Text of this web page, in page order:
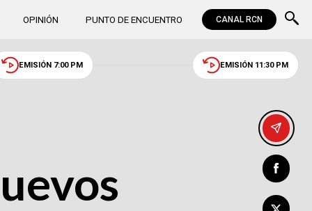
OPINIÓN PUNTO DE ENCUENTRO CANAL RCN
EMISIÓN 7:00 PM EMISIÓN 11:30 PM